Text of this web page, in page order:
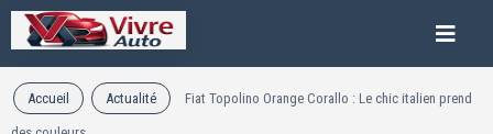
Accueil Actualité Fiat Topolino Orange Corallo : Le chic italien prend